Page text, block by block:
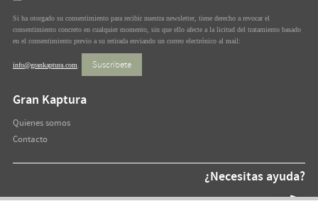
Si ha otorgado su consentimiento para recibir nuestra newsletter, tiene derecho a revocar el
consentimiento concreto en cualquier momento, sin que ello afecte a la licitud del tratamiento basado
en el consentimiento previo a su retirada enviando un correo electrónico al mail:
info@grankaptura.com Suscríbete
Gran Kaptura
Quienes somos
Contacto
¿Necesitas ayuda?
Teléfono At.